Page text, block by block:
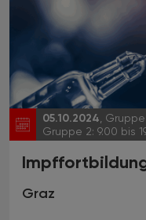
05.10.2024 ,
Gruppe 2: 9.00 bis
Graz